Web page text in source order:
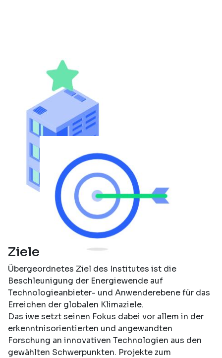
Ziele
Übergeordnetes Ziel des Institutes ist die
Beschleunigung der Energiewende auf
Technologieanbieter- und Anwenderebene für das
Erreichen der globalen Klimaziele.
Das iwe setzt seinen Fokus dabei vor allem in der
erkenntnisorientierten und angewandten
Forschung an innovativen Technologien aus den
gewählten Schwerpunkten. Projekte zum